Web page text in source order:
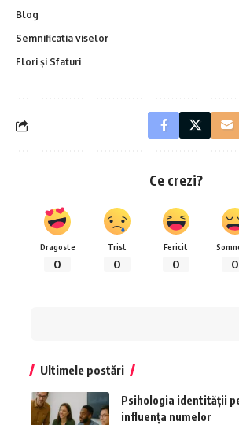
Blog
Semnificatia viselor
Flori și Sfaturi
Ce crezi?
Dragoste
0
Trist
0
Fericit
0 0
Ultimele postări
Psihologia identității
influența numelor